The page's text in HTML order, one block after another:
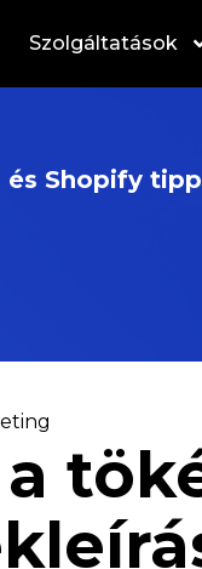
Szolgáltatások
és Shopify